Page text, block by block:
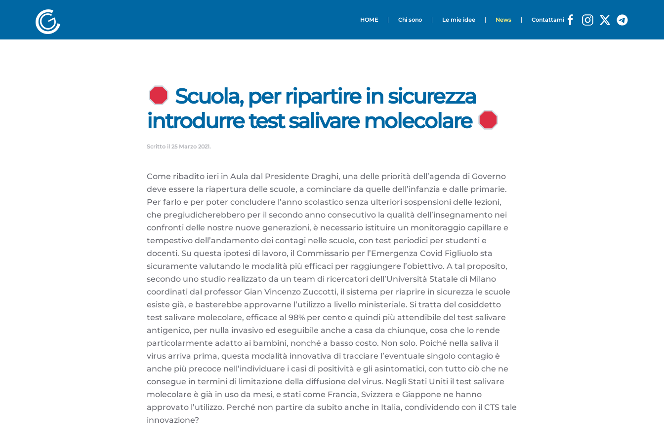
HOME Chi sono Le mie idee News Contattami
Scuola, per ripartire in sicurezza
introdurre test salivare molecolare
Scritto il 25 Marzo 2021.
Come ribadito ieri in Aula dal Presidente Draghi, una delle priorità dell’agenda di Governo
deve essere la riapertura delle scuole, a cominciare da quelle dell’infanzia e dalle primarie.
Per farlo e per poter concludere l’anno scolastico senza ulteriori sospensioni delle lezioni,
che pregiudicherebbero per il secondo anno consecutivo la qualità dell’insegnamento nei
confronti delle nostre nuove generazioni, è necessario istituire un monitoraggio capillare e
tempestivo dell’andamento dei contagi nelle scuole, con test periodici per studenti e
docenti. Su questa ipotesi di lavoro, il Commissario per l’Emergenza Covid Figliuolo sta
sicuramente valutando le modalità più efficaci per raggiungere l’obiettivo. A tal proposito,
secondo uno studio realizzato da un team di ricercatori dell’Università Statale di Milano
coordinati dal professor Gian Vincenzo Zuccotti, il sistema per riaprire in sicurezza le scuole
esiste già, e basterebbe approvarne l’utilizzo a livello ministeriale. Si tratta del cosiddetto
test salivare molecolare, efficace al 98% per cento e quindi più attendibile del test salivare
antigenico, per nulla invasivo ed eseguibile anche a casa da chiunque, cosa che lo rende
particolarmente adatto ai bambini, nonché a basso costo. Non solo. Poiché nella saliva il
virus arriva prima, questa modalità innovativa di tracciare l’eventuale singolo contagio è
anche più precoce nell’individuare i casi di positività e gli asintomatici, con tutto ciò che ne
consegue in termini di limitazione della diffusione del virus. Negli Stati Uniti il test salivare
molecolare è già in uso da mesi, e stati come Francia, Svizzera e Giappone ne hanno
approvato l’utilizzo. Perché non partire da subito anche in Italia, condividendo con il CTS tale
innovazione?